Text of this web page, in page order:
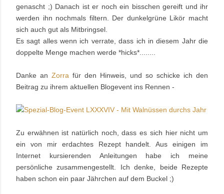
genascht ;) Danach ist er noch ein bisschen gereift und ihr
werden ihn nochmals filtern. Der dunkelgrüne Likör macht
sich auch gut als Mitbringsel.
Es sagt alles wenn ich verrate, dass ich in diesem Jahr die
doppelte Menge machen werde *hicks*........
Danke an Zorra für den Hinweis , und so schicke ich den
Beitrag zu ihrem aktuellen Blogevent ins Rennen -
Zu erwähnen ist natürlich noch, dass es sich hier nicht um
ein von mir erdachtes Rezept handelt. Aus einigen im
Internet kursierenden Anleitungen habe ich meine
persönliche zusammengestellt. Ich denke, beide Rezepte
haben schon ein paar Jährchen auf dem Buckel ;)